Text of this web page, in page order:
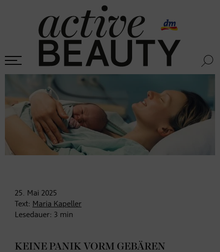
25. Mai 2025
Text: Maria Kapeller
Lesedauer: 3 min
KEINE PANIK VORM GEBÄREN